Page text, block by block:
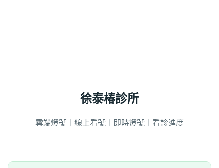
徐泰椿診所
雲端燈號｜線上看號｜即時燈號｜看診進度